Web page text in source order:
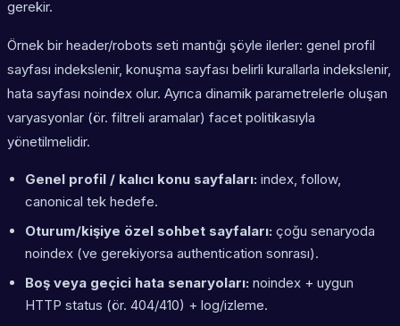
gerekir.
Örnek bir header/robots seti mantığı şöyle ilerler: genel profil
sayfası indekslenir, konuşma sayfası belirli kurallarla indekslenir,
hata sayfası noindex olur. Ayrıca dinamik parametrelerle oluşan
varyasyonlar (ör. filtreli aramalar) facet politikasıyla
yönetilmelidir.
Genel profil / kalıcı konu sayfaları: index, follow,
canonical tek hedefe.
Oturum/kişiye özel sohbet sayfaları: çoğu senaryoda
noindex (ve gerekiyorsa authentication sonrası).
Boş veya geçici hata senaryoları: noindex + uygun
HTTP status (ör. 404/410) + log/izleme.